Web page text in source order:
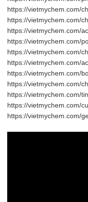
https://vietmychem.com/
https://vietmychem.com/
https://vietmychem.com/
https://vietmychem.com/
https://vietmychem.com/
https://vietmychem.com/
https://vietmychem.com/
https://vietmychem.com/
https://vietmychem.com/
https://vietmychem.com/
https://vietmychem.com/